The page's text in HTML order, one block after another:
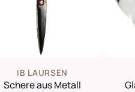
IB LAURSEN
Schere aus Metall